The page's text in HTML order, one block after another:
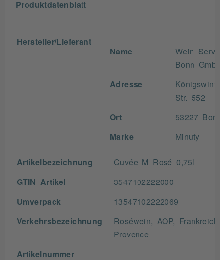
Produktdatenblatt
Hersteller/Lieferant
Name
Wein
Bonn
Adresse
Str. 552
Ort 53227
Marke Minuty
Artikelbezeichnung Cuvée M Rosé 0,75l
GTIN Artikel 3547102222000
Umverpack 13547102222069
Verkehrsbezeichnung
Roséwein, AOP, Frankreich,
Provence
Artikelnummer